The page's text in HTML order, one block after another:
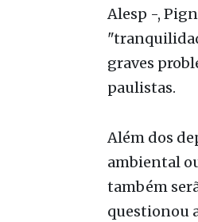
graves
paulistas.
Além dos
também
questionou
algumas
com